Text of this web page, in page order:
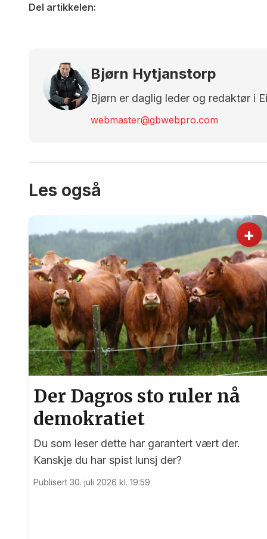
Del artikkelen:
Bjørn Hytjanstorp
Bjørn er daglig leder og redaktør i
webmaster@gbwebpro.com
Les også
+
Der Dagros sto ruler nå
demokratiet
Du som leser dette har garantert vært der.
Kanskje du har spist lunsj der?
Publisert 30. juli 2026 kl. 19:59